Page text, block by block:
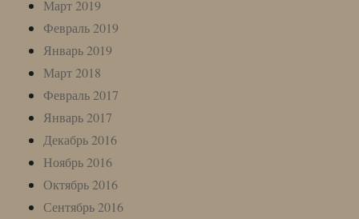
Март 2019
Февраль 2019
Январь 2019
Март 2018
Февраль 2017
Январь 2017
Декабрь 2016
Ноябрь 2016
Октябрь 2016
Сентябрь 2016